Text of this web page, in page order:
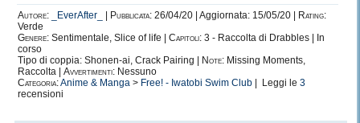
Autore:
_EverAfter_ Pubblicata: 26/04/20 | Aggiornata: 15/05/20 |
Rating:
Verde
Genere: Sentimentale, Slice of life | Capitoli: 3 - Raccolta di Drabbles | In
corso
Tipo di coppia: Shonen-ai, Crack Pairing |
Note: Missing Moments,
Raccolta | Avvertimenti: Nessuno
Categoria:Anime & Manga > Free! - Iwatobi Swim Club | Leggi le 3
recensioni